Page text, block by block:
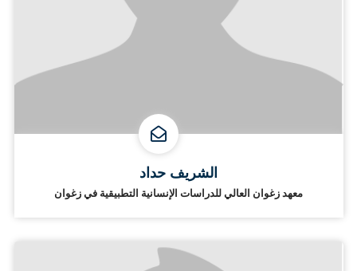
الشريف حداد
معهد زغوان العالي للدراسات الإنسانية التطبيقية في زغوان